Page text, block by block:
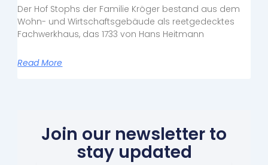
Der Hof Stophs der Familie Kröger bestand aus dem
Wohn- und Wirtschaftsgebäude als reetgedecktes
Fachwerkhaus, das 1733 von Hans Heitmann
Read More
Join our newsletter to
stay updated